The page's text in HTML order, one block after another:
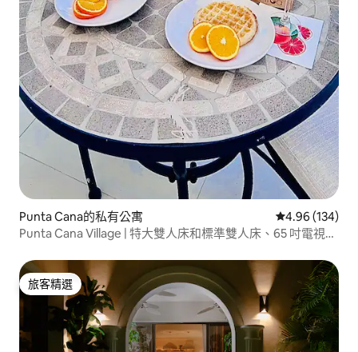
Punta Cana的私有公寓 從 134 則評價
4.96 (134)
Punta Cana Village | 特大雙人床和標準雙人床、65 吋電視、
旅客精選
旅客精選